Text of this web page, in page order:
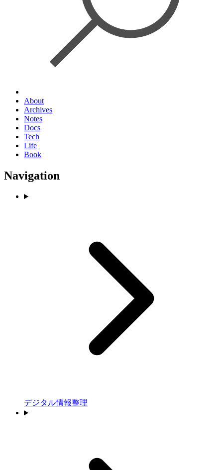
About
Archives
Notes
Docs
Tech
Life
Book
Navigation
デジタル情報整理